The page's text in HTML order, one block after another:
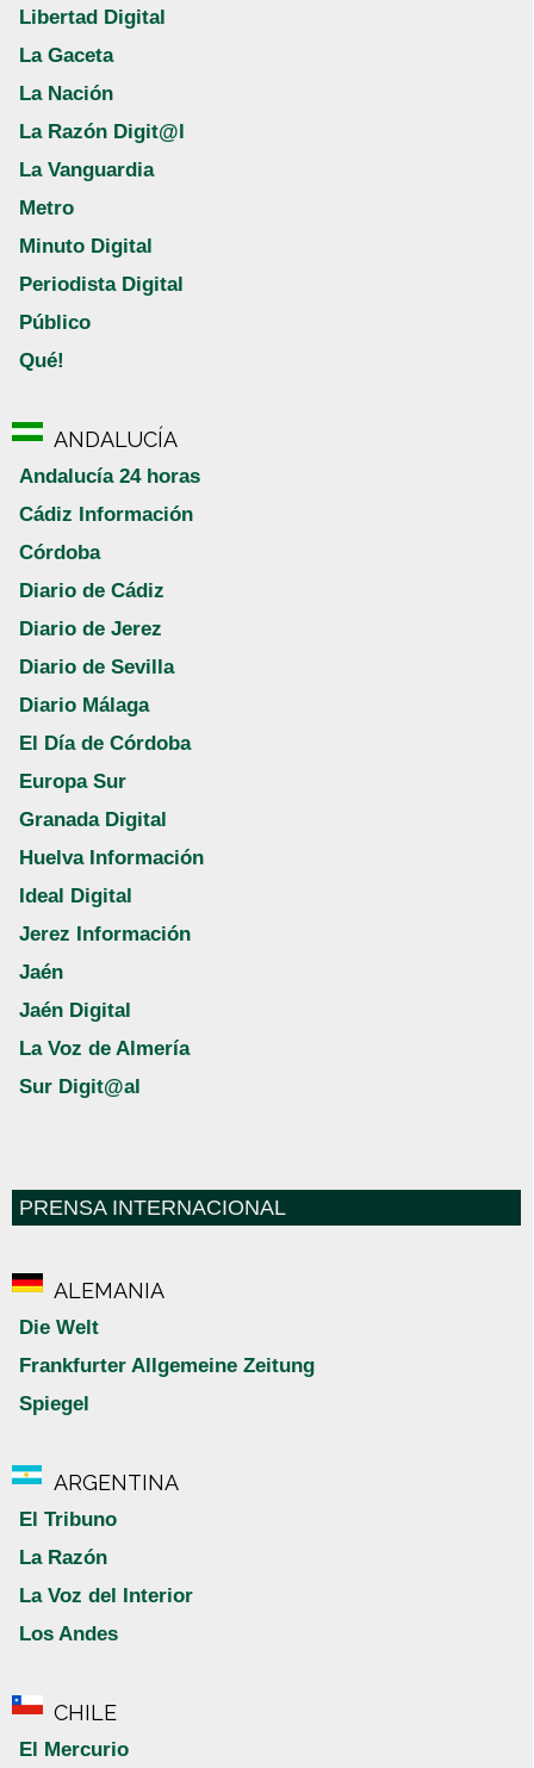
Libertad Digital
La Gaceta
La Nación
La Razón Digit@l
La Vanguardia
Metro
Minuto Digital
Periodista Digital
Público
Qué!
ANDALUCÍA
Andalucía 24 horas
Cádiz Información
Córdoba
Diario de Cádiz
Diario de Jerez
Diario de Sevilla
Diario Málaga
El Día de Córdoba
Europa Sur
Granada Digital
Huelva Información
Ideal Digital
Jerez Información
Jaén
Jaén Digital
La Voz de Almería
Sur Digit@al
PRENSA INTERNACIONAL
ALEMANIA
Die Welt
Frankfurter Allgemeine Zeitung
Spiegel
ARGENTINA
El Tribuno
La Razón
La Voz del Interior
Los Andes
CHILE
El Mercurio